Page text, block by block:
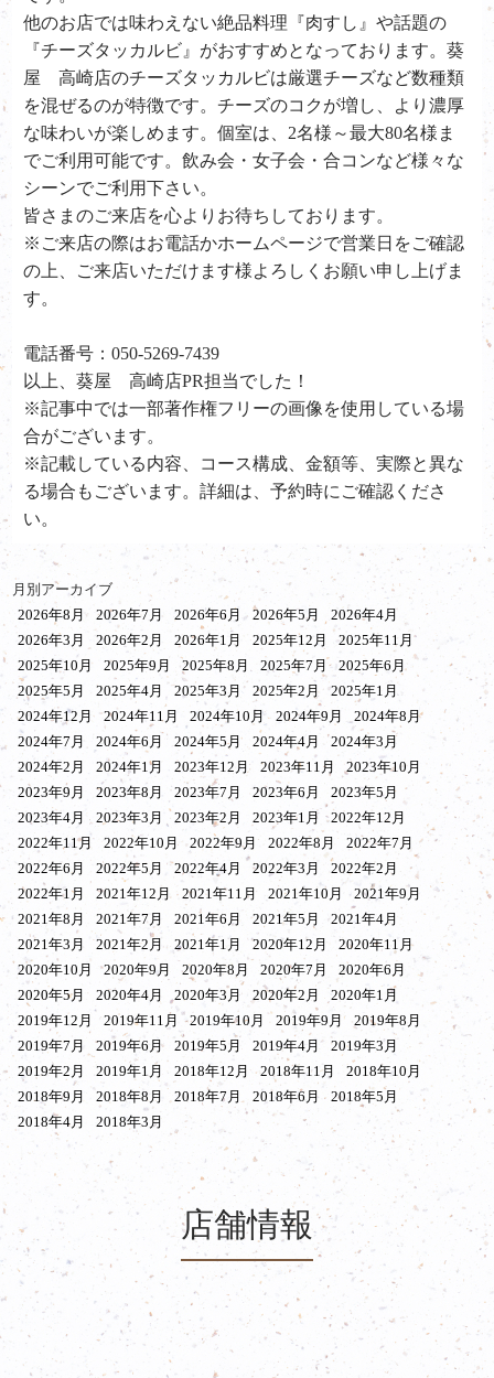
他のお店では味わえない絶品料理『肉すし』や話題の
『チーズタッカルビ』がおすすめとなっております。葵
屋 高崎店のチーズタッカルビは厳選チーズなど数種類
を混ぜるのが特徴です。チーズのコクが増し、より濃厚
な味わいが楽しめます。個室は、2名様～最大80名様ま
でご利用可能です。飲み会・女子会・合コンなど様々な
シーンでご利用下さい。
皆さまのご来店を心よりお待ちしております。
※ご来店の際はお電話かホームページで営業日をご確認
の上、ご来店いただけます様よろしくお願い申し上げま
す。
電話番号：050-5269-7439
以上、葵屋 高崎店PR担当でした！
※記事中では一部著作権フリーの画像を使用している場
合がございます。
※記載している内容、コース構成、金額等、実際と異な
る場合もございます。詳細は、予約時にご確認くださ
い。
月別アーカイブ
2026年8月
2026年7月 2026年6月 2026年5月
2026年4月
2026年3月
2026年2月 2026年1月 2025年12月
2025年11月
2025年10月
2025年9月 2025年8月 2025年7月
2025年6月
2025年5月
2025年4月 2025年3月 2025年2月
2025年1月
2024年12月
2024年11月 2024年10月 2024年9月
2024年8月
2024年7月
2024年6月 2024年5月 2024年4月
2024年3月
2024年2月
2024年1月 2023年12月 2023年11月
2023年10月
2023年9月
2023年8月 2023年7月 2023年6月
2023年5月
2023年4月
2023年3月 2023年2月 2023年1月
2022年12月
2022年11月
2022年10月 2022年9月 2022年8月
2022年7月
2022年6月
2022年5月 2022年4月 2022年3月
2022年2月
2022年1月
2021年12月 2021年11月 2021年10月
2021年9月
2021年8月
2021年7月 2021年6月 2021年5月
2021年4月
2021年3月
2021年2月 2021年1月 2020年12月
2020年11月
2020年10月
2020年9月 2020年8月 2020年7月
2020年6月
2020年5月
2020年4月 2020年3月 2020年2月
2020年1月
2019年12月
2019年11月 2019年10月 2019年9月
2019年8月
2019年7月
2019年6月 2019年5月 2019年4月
2019年3月
2019年2月
2019年1月 2018年12月 2018年11月
2018年10月
2018年9月
2018年8月 2018年7月 2018年6月
2018年5月
2018年4月
2018年3月
店舗情報